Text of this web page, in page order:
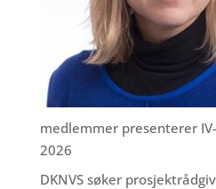
medlemmer presenterer
2026
DKNVS søker